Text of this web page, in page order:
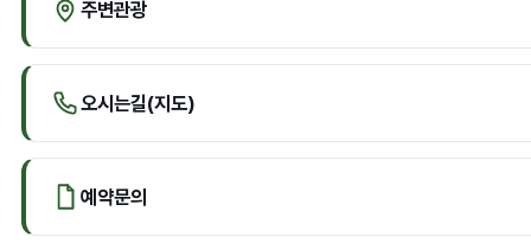
주변관광
오시는길(지도)
예약문의